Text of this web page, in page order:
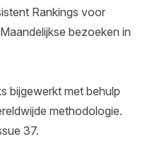
Rankings voor
bezoeken in
bijgewerkt met behulp
methodologie.
37.